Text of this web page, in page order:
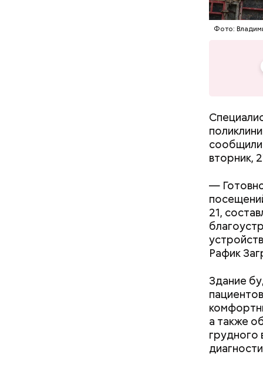
Фото:
вторник,
—
21,
Рафик
Здание
а также
грудного
— А меня
слушают